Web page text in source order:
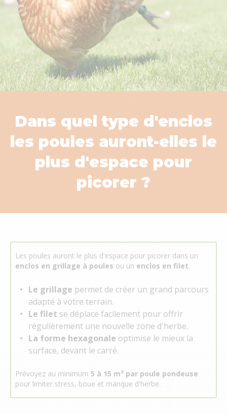
Dans quel type d'enclos
les poules auront-elles le
plus d'espace pour
picorer ?
Les poules auront le plus d'espace pour picorer dans un
enclos en grillage à poules ou un enclos en filet.
Le grillage permet de créer un grand parcours
adapté à votre terrain.
Le filet se déplace facilement pour offrir
régulièrement une nouvelle zone d'herbe.
La forme hexagonale optimise le mieux la
surface, devant le carré.
Prévoyez au minimum 5 à 15 m² par poule pondeuse
pour limiter stress, boue et manque d'herbe.